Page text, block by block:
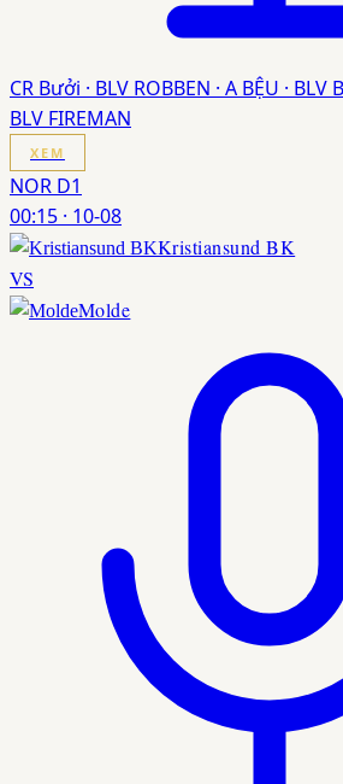
CR Bưởi · BLV ROBBEN · A BỆU · BLV
BLV FIREMAN
XEM
NOR D1
00:15 · 10-08
Kristiansund BK
VS
Molde